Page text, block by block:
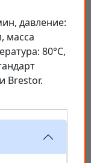
давление:
масса
80°C,
Brestor.